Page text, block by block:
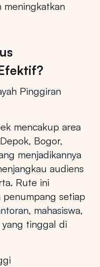
meningkatkan
Pinggiran
mencakup area
Bogor,
menjadikannya
audiens
Rute ini
setiap
mahasiswa,
tinggal di